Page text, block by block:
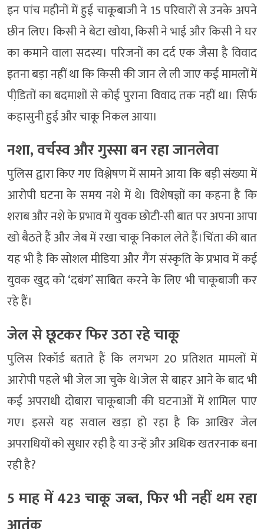
इन पांच महीनों में हुई चाकूबाजी ने 15 परिवारों से उनके अपने
छीन लिए। किसी ने बेटा खोया, किसी ने भाई और किसी ने घर
का कमाने वाला सदस्य। परिजनों का दर्द एक जैसा है विवाद
इतना बड़ा नहीं था कि किसी की जान ले ली जाए कई मामलों में
पीडि़तों का बदमाशों से कोई पुराना विवाद तक नहीं था। सिर्फ
कहासुनी हुई और चाकू निकल आया।
नशा, वर्चस्व और गुस्सा बन रहा जानलेवा
पुलिस द्वारा किए गए विश्लेषण में सामने आया कि बड़ी संख्या में
आरोपी घटना के समय नशे में थे। विशेषज्ञों का कहना है कि
शराब और नशे के प्रभाव में युवक छोटी-सी बात पर अपना आपा
खो बैठते हैं और जेब में रखा चाकू निकाल लेते हैं।चिंता की बात
यह भी है कि सोशल मीडिया और गैंग संस्कृति के प्रभाव में कई
युवक खुद को ‘दबंग’ साबित करने के लिए भी चाकूबाजी कर
रहे हैं।
जेल से छूटकर फिर उठा रहे चाकू
पुलिस रिकॉर्ड बताते हैं कि लगभग 20 प्रतिशत मामलों में
आरोपी पहले भी जेल जा चुके थे।जेल से बाहर आने के बाद भी
कई अपराधी दोबारा चाकूबाजी की घटनाओं में शामिल पाए
गए। इससे यह सवाल खड़ा हो रहा है कि आखिर जेल
अपराधियों को सुधार रही है या उन्हें और अधिक खतरनाक बना
रही है?
5 माह में 423 चाकू जब्त, फिर भी नहीं थम रहा